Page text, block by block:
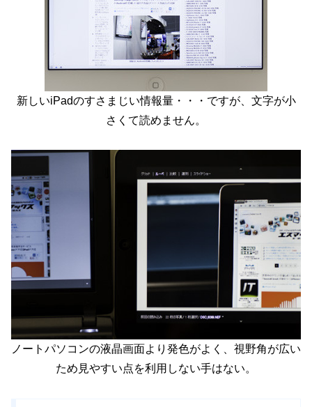
新しいiPadのすさまじい情報量・・・ですが、文字が小
さくて読めません。
ノートパソコンの液晶画面より発色がよく、視野角が広い
ため見やすい点を利用しない手はない。